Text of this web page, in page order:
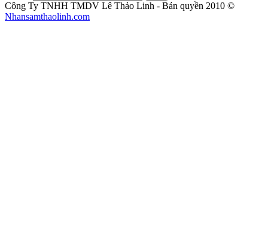
Công Ty TNHH TMDV Lê Thảo Linh - Bản quyền 2010 ©
Nhansamthaolinh.com